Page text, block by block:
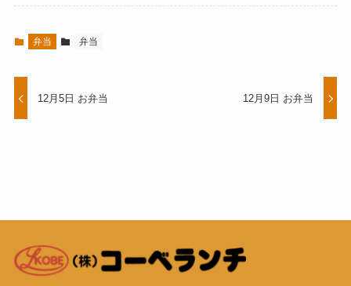
弁当 弁当
12月5日 お弁当 12月9日 お弁当